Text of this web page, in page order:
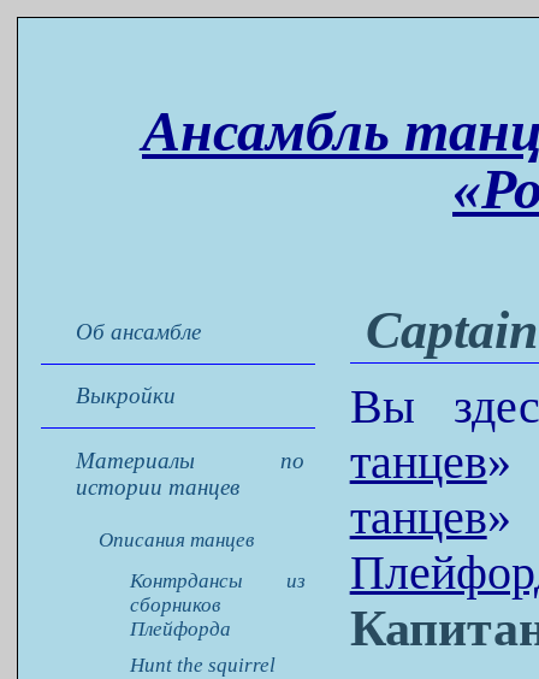
Ансамбль
Об ансамбле
Выкройки
Материалы по
истории танцев
Описания танцев
Контрдансы из
сборников
Плейфорда
Hunt the squirrel
Вы
танцев
танцев